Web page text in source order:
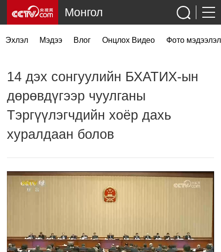
Эхлэл Мэдээ Влог Онцлох Видео Фото мэдээлэл
Монгол
14 дэх сонгуулийн БХАТИХ-ын
дөрөвдүгээр чуулганы
Тэргүүлэгчдийн хоёр дахь
хуралдаан болов